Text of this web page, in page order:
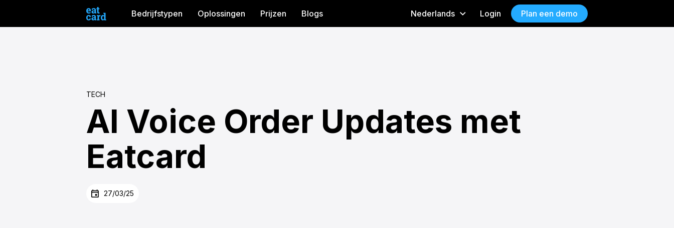
Bedrijfstypen Oplossingen Prijzen Blogs Nederlands Login Plan een demo
TECH
AI Voice Order Updates met
Eatcard
27/03/25